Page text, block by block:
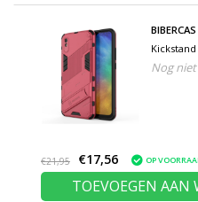
BIBERCAS
Roze
Nog
€21,95 €17,56 OP
TOEVOEGEN AAN